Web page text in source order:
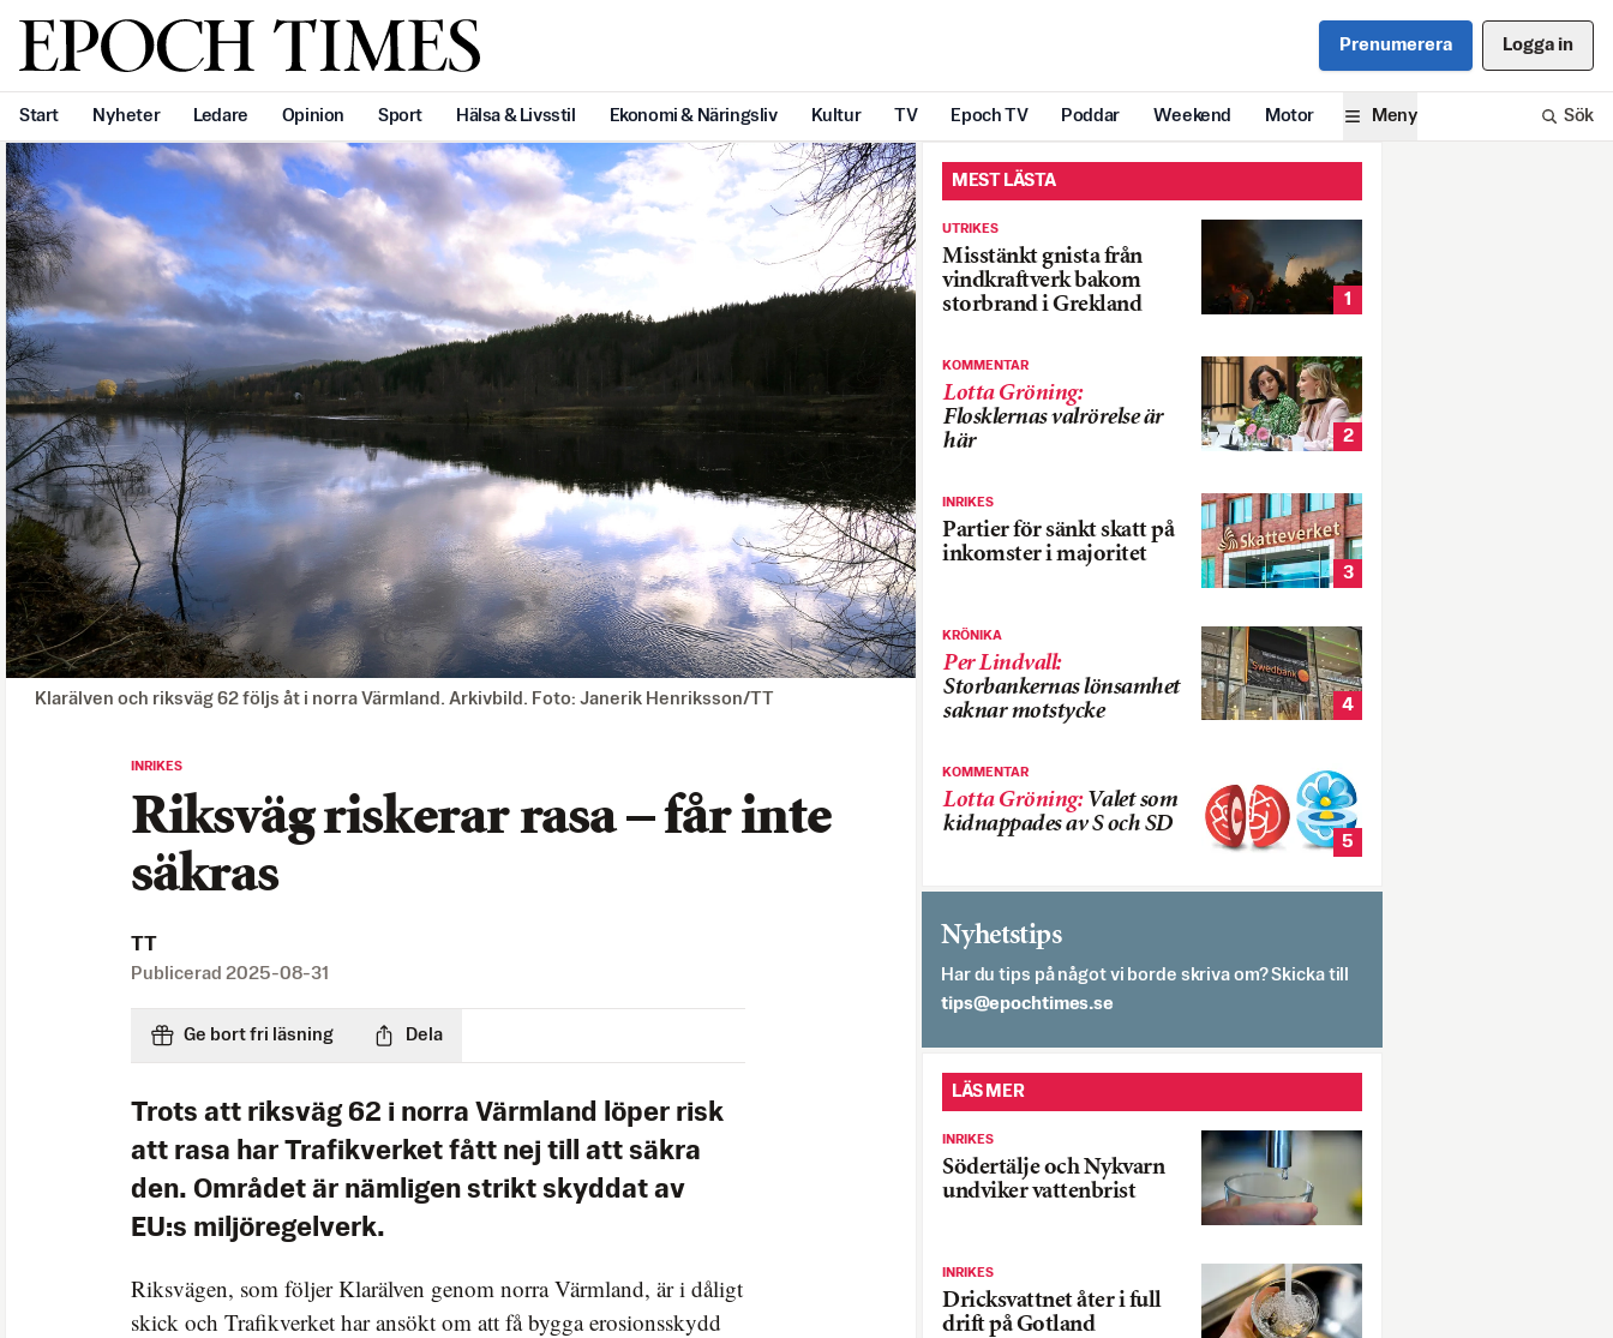
Svenska Epoch Times Prenumerera Logga in
Start Nyheter Ledare Opinion Sport Hälsa & Livsstil Ekonomi & Näringsliv Kultur TV Epoch TV Poddar Weekend Motor Meny Sök
Klarälven och riksväg 62 följs åt i norra Värmland. Arkivbild. Foto: Janerik Henriksson/TT
INRIKES
Riksväg riskerar rasa – får inte
säkras
TT
Publicerad 2025-08-31
Ge bort fri läsning Dela
Trots att riksväg 62 i norra Värmland löper risk
att rasa har Trafikverket fått nej till att säkra
den. Området är nämligen strikt skyddat av
EU:s miljöregelverk.
Riksvägen, som följer Klarälven genom norra Värmland, är i dåligt
skick och Trafikverket har ansökt om att få bygga erosionsskydd
MEST LÄSTA
UTRIKES
Misstänkt gnista från
vindkraftverk bakom
storbrand i Grekland
1
KOMMENTAR
Lotta Gröning:
Flosklernas valrörelse är
här
2
INRIKES
Partier för sänkt skatt på
inkomster i majoritet
3
KRÖNIKA
Per Lindvall:
Storbankernas lönsamhet
saknar motstycke
4
KOMMENTAR
Lotta Gröning: Valet som
kidnappades av S och SD
5
Nyhetstips
Har du tips på något vi borde skriva om? Skicka till
es.semithcope@spit
LÄS MER
INRIKES
Södertälje och Nykvarn
undviker vattenbrist
INRIKES
Dricksvattnet åter i full
drift på Gotland